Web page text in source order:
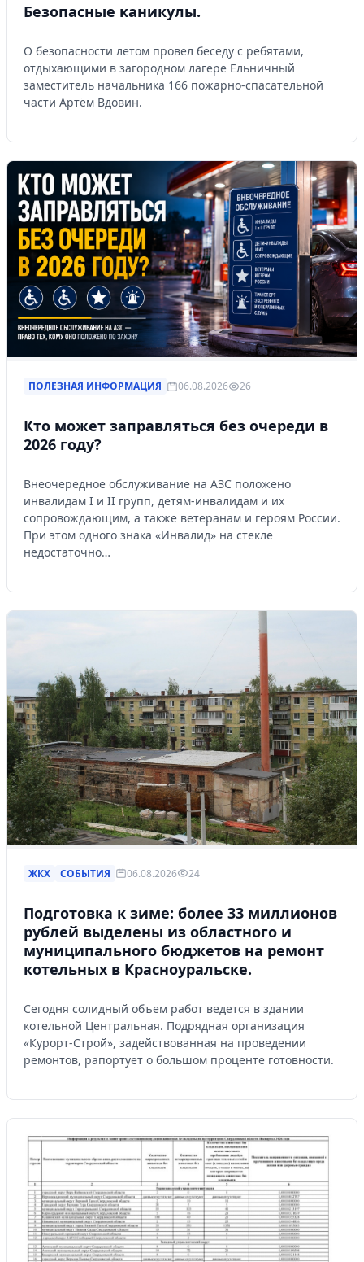
Безопасные каникулы.
О безопасности летом провел беседу с ребятами,
отдыхающими в загородном лагере Ельничный
заместитель начальника 166 пожарно-спасательной
части Артём Вдовин.
ПОЛЕЗНАЯ ИНФОРМАЦИЯ 06.08.2026 26
Кто может заправляться без очереди в
2026 году?
Внеочередное обслуживание на АЗС положено
инвалидам I и II групп, детям-инвалидам и их
сопровождающим, а также ветеранам и героям России.
При этом одного знака «Инвалид» на стекле
недостаточно…
ЖКХ СОБЫТИЯ 06.08.2026 24
Подготовка к зиме: более 33 миллионов
рублей выделены из областного и
муниципального бюджетов на ремонт
котельных в Красноуральске.
Сегодня солидный объем работ ведется в здании
котельной Центральная. Подрядная организация
«Курорт-Строй», задействованная на проведении
ремонтов, рапортует о большом проценте готовности.